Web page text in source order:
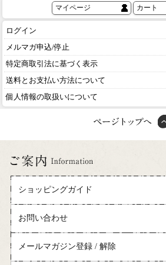
マイページ カート
ログイン
メルマガ申込/停止
特定商取引法に基づく表示
送料とお支払い方法について
個人情報の取扱いについて
ショッピングガイド
お問い合わせ
メールマガジン登録 / 解除